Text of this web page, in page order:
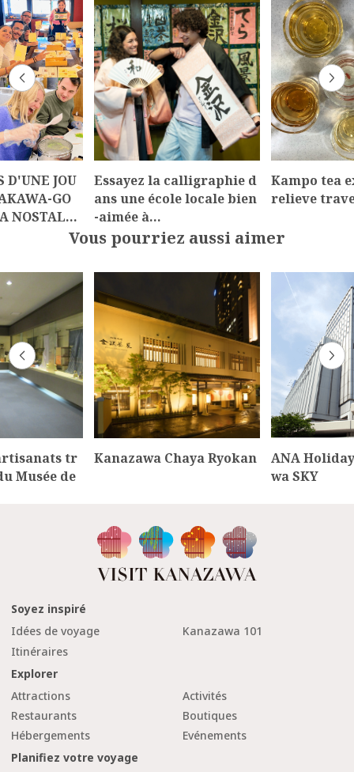
D'UNE JOU
GO
NOSTAL…
Essayez la calligraphie d
ans une école locale bien
-aimée à…
Kampo tea
relieve
Vous pourriez aussi aimer
tr
Musée de
Kanazawa Chaya Ryokan
ANA
wa SKY
Soyez inspiré
Idées de voyage
Kanazawa 101
Itinéraires
Explorer
Attractions
Activités
Restaurants
Boutiques
Hébergements
Evénements
Planifiez votre voyage